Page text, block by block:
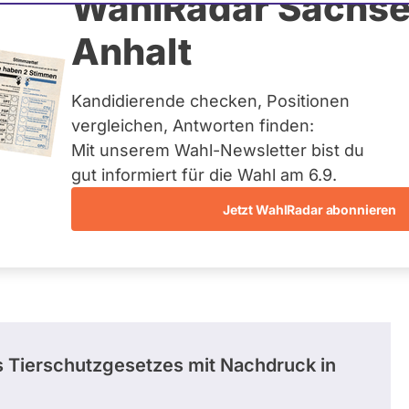
Anhalt
Kandidierende checken, Positionen
vergleichen, Antworten finden:
Mit unserem Wahl-Newsletter bist du
gut informiert für die Wahl am 6.9.
Jetzt WahlRadar abonnieren
und kein zukünftiges
auf Landes-, Bundes-
über eine
erfasst.
mit Nachdruck in